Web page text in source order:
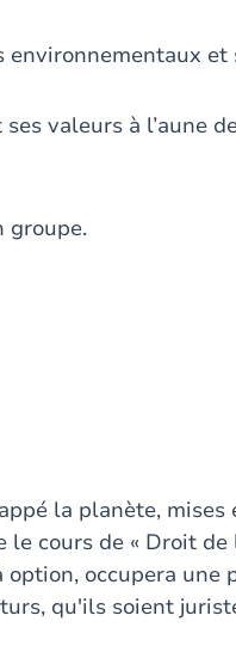
et
valeurs à l’aune
groupe.
la planète, mises
cours de « Droit de
occupera une
qu'ils soient